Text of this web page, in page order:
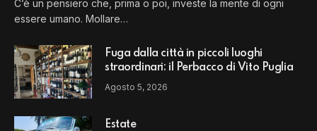
C’è un pensiero che, prima o poi, investe la mente di ogni
essere umano. Mollare…
Fuga dalla città in piccoli luoghi
straordinari: il Perbacco di Vito Puglia
Agosto 5, 2026
Estate